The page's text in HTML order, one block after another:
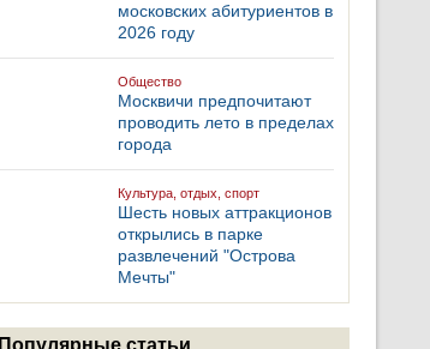
московских абитуриентов в
2026 году
Общество
Москвичи предпочитают
проводить лето в пределах
города
Культура, отдых, спорт
Шесть новых аттракционов
открылись в парке
развлечений "Острова
Мечты"
Популярные статьи